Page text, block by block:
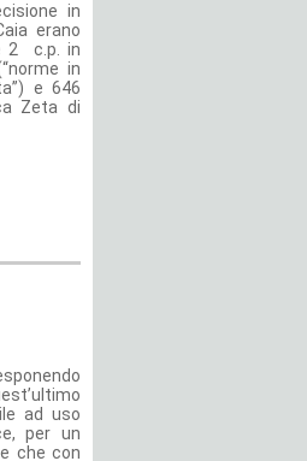
in
erano
2 c.p. in
in
e 646
Zeta di
ad uso
per un
che con